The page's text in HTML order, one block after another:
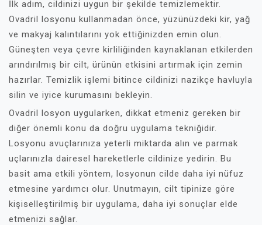
İlk adım, cildinizi uygun bir şekilde temizlemektir.
Ovadril losyonu kullanmadan önce, yüzünüzdeki kir, yağ
ve makyaj kalıntılarını yok ettiğinizden emin olun.
Güneşten veya çevre kirliliğinden kaynaklanan etkilerden
arındırılmış bir cilt, ürünün etkisini artırmak için zemin
hazırlar. Temizlik işlemi bitince cildinizi nazikçe havluyla
silin ve iyice kurumasını bekleyin.
Ovadril losyon uygularken, dikkat etmeniz gereken bir
diğer önemli konu da doğru uygulama tekniğidir.
Losyonu avuçlarınıza yeterli miktarda alın ve parmak
uçlarınızla dairesel hareketlerle cildinize yedirin. Bu
basit ama etkili yöntem, losyonun cilde daha iyi nüfuz
etmesine yardımcı olur. Unutmayın, cilt tipinize göre
kişiselleştirilmiş bir uygulama, daha iyi sonuçlar elde
etmenizi sağlar.